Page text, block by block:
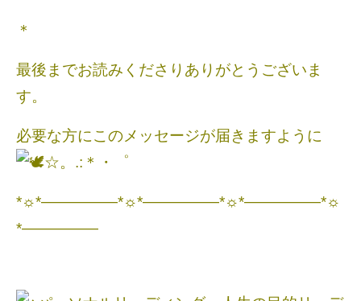
＊
最後までお読みくださりありがとうございま
す。
必要な方にこのメッセージが届きますように
☆。.:＊・゜
*☼*―――――*☼*―――――*☼*―――――*☼
*―――――